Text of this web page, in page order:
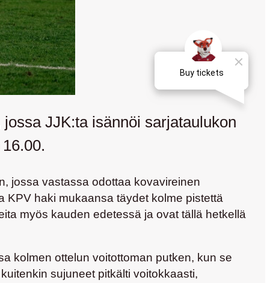
JJK:ta isännöi sarjataulukon
jossa vastassa odottaa kovavireinen
KPV haki mukaansa täydet kolme pistettä
myös kauden edetessä ja ovat tällä hetkellä
kolmen ottelun voitottoman putken, kun se
sujuneet pitkälti voitokkaasti,